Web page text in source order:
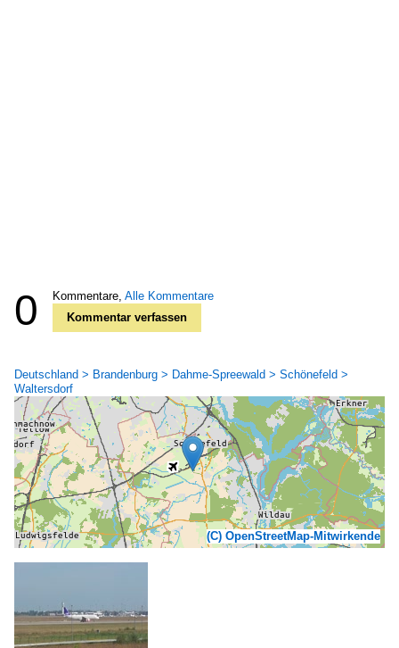
0 Kommentare, Alle Kommentare
Kommentar verfassen
Deutschland > Brandenburg > Dahme-Spreewald > Schönefeld >
Waltersdorf
(C) OpenStreetMap-Mitwirkende